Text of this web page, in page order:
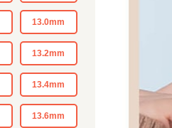
13.0mm
13.2mm
13.4mm
13.6mm